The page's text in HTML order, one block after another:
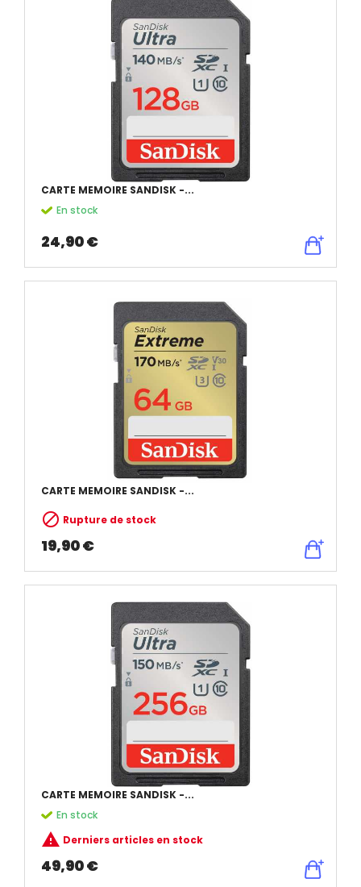
CARTE MEMOIRE SANDISK -...
En stock
24,90 €
CARTE MEMOIRE SANDISK -...
 Rupture de stock
19,90 €
CARTE MEMOIRE SANDISK -...
En stock
 Derniers articles en stock
49,90 €